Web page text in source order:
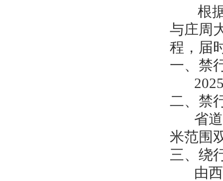
根据
与庄周
程，届
一、禁
2025
二、禁
省道
米范围
三、绕
由西